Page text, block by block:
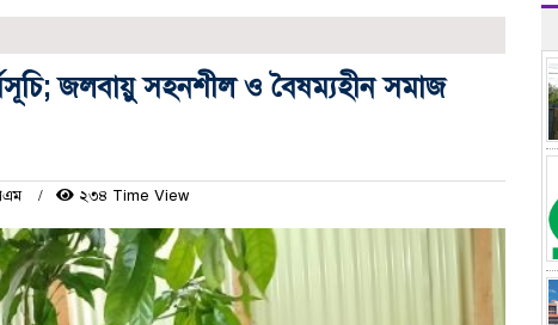
জলবায়ু সহনশীল ও বৈষম্যহীন সমাজ
২৩৪ Time View